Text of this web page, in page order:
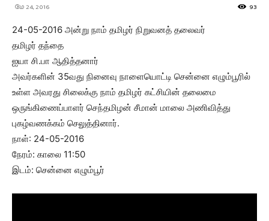
மே 24, 2016 93
24-05-2016 அன்று நாம் தமிழர் நிறுவனத் தலைவர்
தமிழர் தந்தை
ஐயா சி.பா ஆதித்தனார்
அவர்களின் 35வது நினைவு நாளையொட்டி சென்னை எழும்பூரில்
உள்ள அவரது சிலைக்கு நாம் தமிழர் கட்சியின் தலைமை
ஒருங்கிணைப்பாளர் செந்தமிழன் சீமான் மாலை அணிவித்து
புகழ்வணக்கம் செலுத்தினார்.
நாள்: 24-05-2016
நேரம்: காலை 11:50
இடம்: சென்னை எழும்பூர்